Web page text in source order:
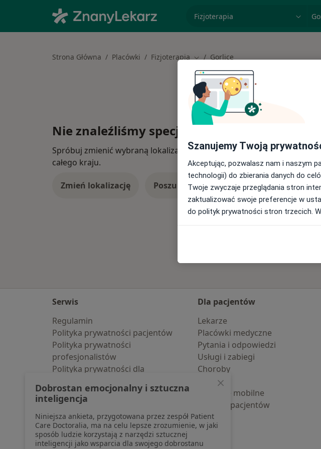
Strona Główna Placówki Fizjoterapia Zmień miasto
Gorlice
Nie znaleźliśmy specjalistów spełniających
Spróbuj zmienić wybraną lokalizację lub wypróbuj konsultacje online
całego kraju.
Zmień lokalizację Poszukaj konsultacji online
Serwis
Regulamin
Polityka prywatności pacjentów
Polityka prywatności
profesjonalistów
Polityka prywatności dla
pozyskaliśmy samodzielnie
Polityka cookies
Jak działają wyniki wyszukiwania
Dostępność
O nas
Dla pacjentów
Lekarze
Placówki medyczne
Pytania i odpowiedzi
Usługi i zabiegi
Choroby
Pomoc
Aplikacje mobilne
Blog dla pacjentów
Szanujemy Twoją
Akceptując, pozwalasz nam i naszym
technologii) do zbierania danych do
Twoje zwyczaje przeglądania stron
zaktualizować swoje preferencje w
do polityk prywatności stron trzecich.
Dobrostan emocjonalny i sztuczna
inteligencja
Niniejsza ankieta, przygotowana przez zespół Patient
Care Doctoralia, ma na celu lepsze zrozumienie, w jaki
sposób ludzie korzystają z narzędzi sztucznej
inteligencji jako wsparcia dla swojego dobrostanu